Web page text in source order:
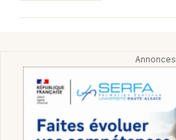
Expos
Sorties & loisirs
Strasbourg